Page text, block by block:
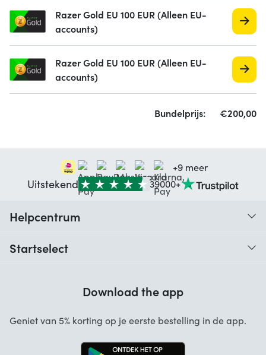
Razer Gold EU 100 EUR (Alleen EU-
accounts)
Razer Gold EU 100 EUR (Alleen EU-
accounts)
Bundelprijs: €200,00
+9 meer
Uitstekend 39000+
Helpcentrum
Startselect
Startselect App
Download the app
Geniet van 5% korting op je eerste bestelling in de app.